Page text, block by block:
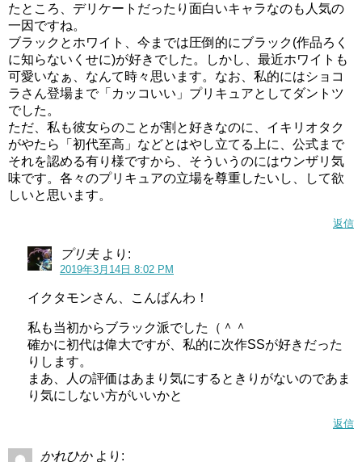
声優として活動を始めたのは1991年で、デビュー作は「お
もひでぽろぽろ」（岡島タエ子の少女時代）で、「耳をす
ませば」の主人公月島雫役としても有名です。
映画やドラマの吹き替えも多く担当しています。
特技としてイタリア語やロシア語があり、アニメの監修を
したこともあります。
本名陽子さんは、2018年10月に公開された「映画 HUGっ
ーズ」の公開直前イベントで、「当初1年だけと言われてい
ていました。
プリキュアの前に放送していた、「明日のナージャ」がそ
んなに人気が出なかったため、プリキュアもここまで人気
が出て何年も続くとは思わなかったようです。
映画プリキュアオールスターズでは、キャラクターが増え
たところ、デリケートだったり面白いキャラなのも人気の
一因ですね。
ブラックとホワイト、今までは圧倒的にブラック(作品ろく
に知らないくせに)が好きでした。しかし、最近ホワイトも
可愛いなぁ、なんて時々思います。なお、私的にはショコ
ラさん登場まで「カッコいい」プリキュアとしてダントツ
でした。
ただ、私も彼女らのことが割と好きなのに、イキリオタク
がやたら「初代至高」などとはやし立てる上に、公式まで
それを認める有り様ですから、そういうのにはウンザリ気
味です。各々のプリキュアの立場を尊重したいし、して欲
しいと思います。
返信
プリ夫 より:
2019年3月14日 8:02 PM
イクタモンさん、こんばんわ！
私も当初からブラック派でした（＾＾
確かに初代は偉大ですが、私的に次作SSが好きだった
りします。
まあ、人の評価はあまり気にするときりがないのであま
り気にしない方がいいかと
返信
かれひか より: